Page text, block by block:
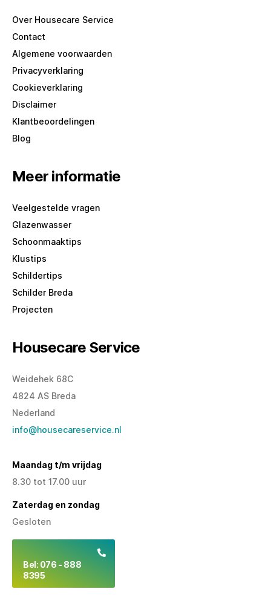
Over Housecare Service
Contact
Algemene voorwaarden
Privacyverklaring
Cookieverklaring
Disclaimer
Klantbeoordelingen
Blog
Meer informatie
Veelgestelde vragen
Glazenwasser
Schoonmaaktips
Klustips
Schildertips
Schilder Breda
Projecten
Housecare Service
Weidehek 68C
4824 AS Breda
Nederland
info@housecareservice.nl
Maandag t/m vrijdag
8.30 tot 17.00 uur
Zaterdag en zondag
Gesloten
Bel: 076 - 888
8395